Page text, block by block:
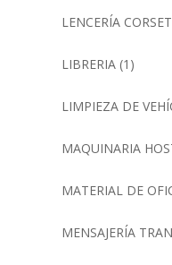
LENCERÍA
LIBRERIA(1)
LIMPIEZA DE
MAQUINARIA
MATERIAL DE
MENSAJERÍA